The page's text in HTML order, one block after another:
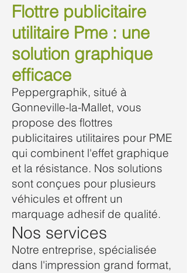
Flottre publicitaire
utilitaire Pme : une
solution graphique
efficace
Peppergraphik, situé à
Gonneville-la-Mallet, vous
propose des flottres
publicitaires utilitaires pour PME
qui combinent l'effet graphique
et la résistance. Nos solutions
sont conçues pour plusieurs
véhicules et offrent un
marquage adhesif de qualité.
Nos services
Notre entreprise, spécialisée
dans l'impression grand format,